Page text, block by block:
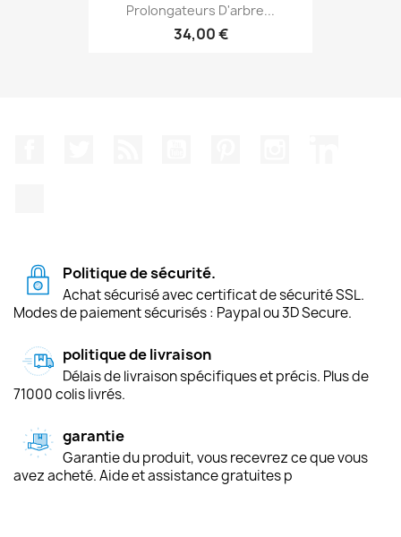
Prolongateurs D'arbre...
34,00 €
Politique de sécurité.
Achat sécurisé avec certificat de sécurité SSL.
Modes de paiement sécurisés : Paypal ou 3D Secure.
politique de livraison
Délais de livraison spécifiques et précis. Plus de
71000 colis livrés.
garantie
Garantie du produit, vous recevrez ce que vous
avez acheté. Aide et assistance gratuites p